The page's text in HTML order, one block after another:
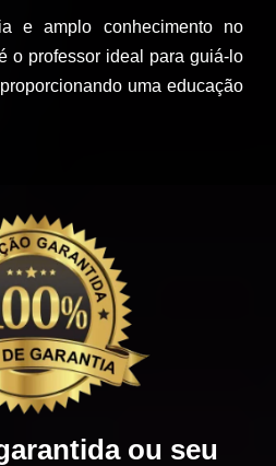
e amplo conhecimento no
o professor ideal para guiá-lo
uma educação
ou seu